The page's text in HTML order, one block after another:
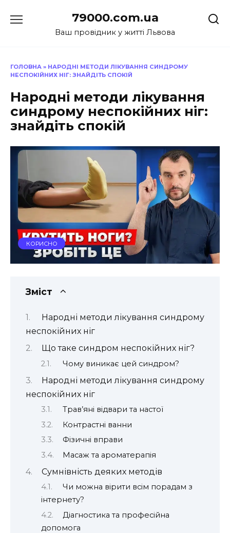
до
79000.com.ua
Ваш провідник у житті Львова
ГОЛОВНА » НАРОДНІ МЕТОДИ ЛІКУВАННЯ СИНДРОМУ
НЕСПОКІЙНИХ НІГ: ЗНАЙДІТЬ СПОКІЙ
Народні методи лікування
синдрому неспокійних ніг:
знайдіть спокій
КОРИСНО
Зміст
Народні методи лікування синдрому
неспокійних ніг
Що таке синдром неспокійних ніг?
Чому виникає цей синдром?
Народні методи лікування синдрому
неспокійних ніг
Трав’яні відвари та настої
Контрастні ванни
Фізичні вправи
Масаж та ароматерапія
Сумнівність деяких методів
Чи можна вірити всім порадам з
інтернету?
Діагностика та професійна
допомога